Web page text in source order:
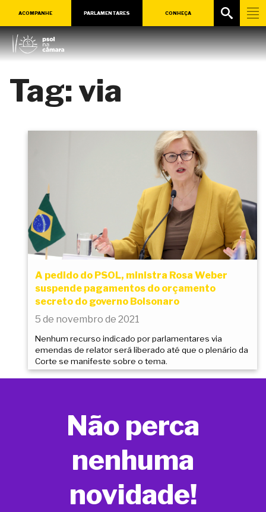
ACOMPANHE PARLAMENTARES CONHEÇA
Tag:via
A pedido do PSOL, ministra Rosa Weber
suspende pagamentos do orçamento
secreto do governo Bolsonaro
5 de novembro de 2021
Nenhum recurso indicado por parlamentares via
emendas de relator será liberado até que o plenário da
Corte se manifeste sobre o tema.
Não perca
nenhuma
novidade!